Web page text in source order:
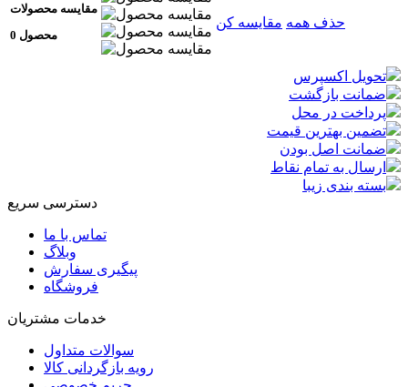
مقایسه محصولات
0 محصول
حذف همه مقایسه کن
تحویل اکسپرس
ضمانت بازگشت
پرداخت در محل
تضمین بهترین قیمت
ضمانت اصل بودن
ارسال به تمام نقاط
بسته بندی زیبا
دسترسی سریع
تماس با ما
وبلاگ
پیگیری سفارش
فروشگاه
خدمات مشتریان
سوالات متداول
رویه بازگردانی کالا